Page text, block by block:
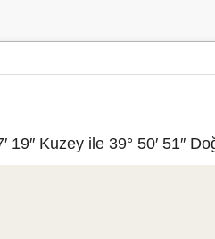
Kuzey ile 39° 50′ 51″